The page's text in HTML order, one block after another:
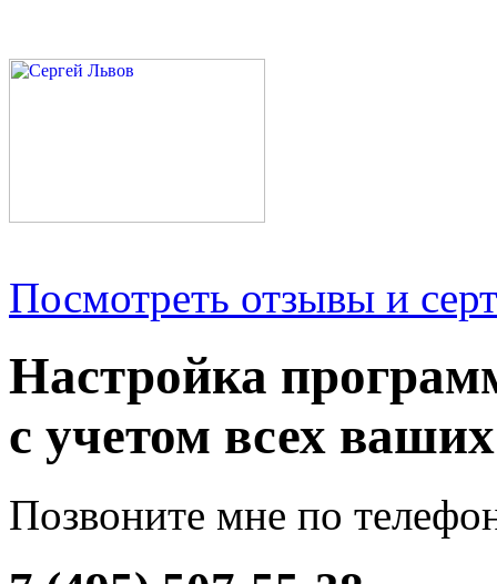
Посмотреть отзывы и
Настройка
с учетом всех
Позвоните мне по